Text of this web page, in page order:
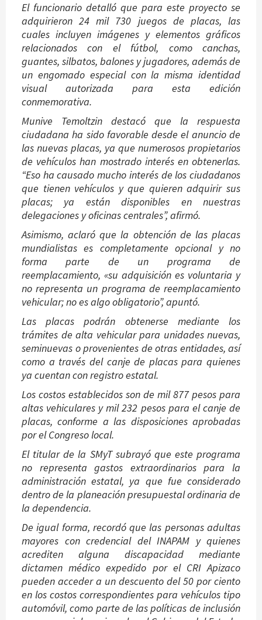
El funcionario detalló que para este proyecto se
adquirieron 24 mil 730 juegos de placas, las
cuales incluyen imágenes y elementos gráficos
relacionados con el fútbol, como canchas,
guantes, silbatos, balones y jugadores, además de
un engomado especial con la misma identidad
visual autorizada para esta edición
conmemorativa.
Munive Temoltzin destacó que la respuesta
ciudadana ha sido favorable desde el anuncio de
las nuevas placas, ya que numerosos propietarios
de vehículos han mostrado interés en obtenerlas.
“Eso ha causado mucho interés de los ciudadanos
que tienen vehículos y que quieren adquirir sus
placas; ya están disponibles en nuestras
delegaciones y oficinas centrales”, afirmó.
Asimismo, aclaró que la obtención de las placas
mundialistas es completamente opcional y no
forma parte de un programa de
reemplacamiento, «su adquisición es voluntaria y
no representa un programa de reemplacamiento
vehicular; no es algo obligatorio”, apuntó.
Las placas podrán obtenerse mediante los
trámites de alta vehicular para unidades nuevas,
seminuevas o provenientes de otras entidades, así
como a través del canje de placas para quienes
ya cuentan con registro estatal.
Los costos establecidos son de mil 877 pesos para
altas vehiculares y mil 232 pesos para el canje de
placas, conforme a las disposiciones aprobadas
por el Congreso local.
El titular de la SMyT subrayó que este programa
no representa gastos extraordinarios para la
administración estatal, ya que fue considerado
dentro de la planeación presupuestal ordinaria de
la dependencia.
De igual forma, recordó que las personas adultas
mayores con credencial del INAPAM y quienes
acrediten alguna discapacidad mediante
dictamen médico expedido por el CRI Apizaco
pueden acceder a un descuento del 50 por ciento
en los costos correspondientes para vehículos tipo
automóvil, como parte de las políticas de inclusión